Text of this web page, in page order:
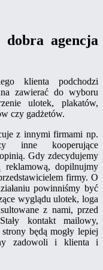
agencja
klienta podchodzi
zawierać do wyboru
ulotek, plakatów,
czy gadżetów.
z innymi firmami np.
inne kooperujące
Gdy zdecydujemy
reklamową, dopilnujmy
firmy. O
powinniśmy być
wyglądu ulotek, loga
z nami, przed
kontakt mailowy,
będą mogły lepiej
zadowoli i klienta i